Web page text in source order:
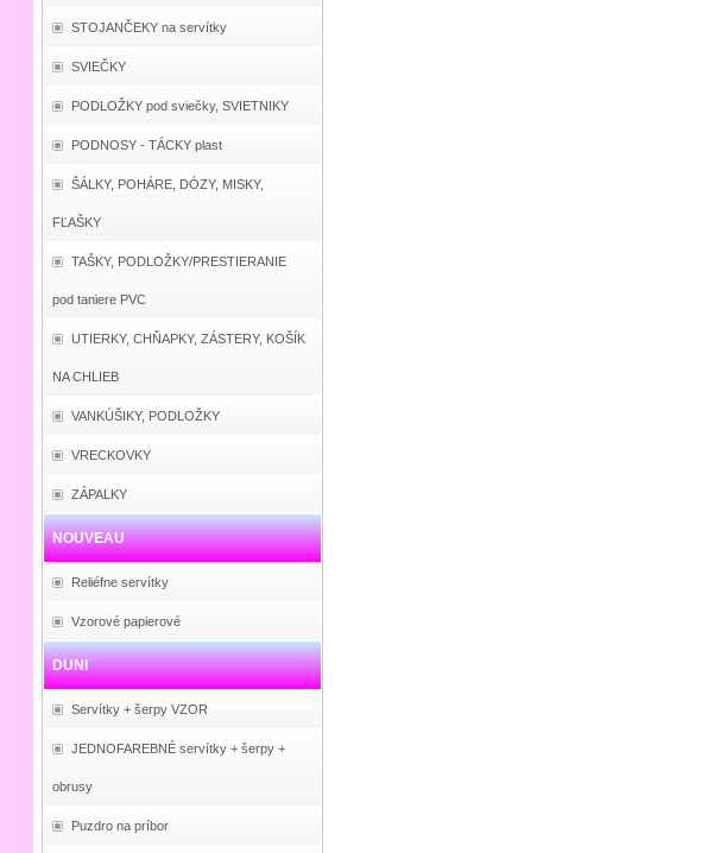
STOJANČEKY na servítky
SVIEČKY
PODLOŽKY pod sviečky, SVIETNIKY
PODNOSY - TÁCKY plast
ŠÁLKY, POHÁRE, DÓZY, MISKY,
FĽAŠKY
TAŠKY, PODLOŽKY/PRESTIERANIE
pod taniere PVC
UTIERKY, CHŇAPKY, ZÁSTERY, KOŠÍK
NA CHLIEB
VANKÚŠIKY, PODLOŽKY
VRECKOVKY
ZÁPALKY
NOUVEAU
Reliéfne servítky
Vzorové papierové
DUNI
Servítky + šerpy VZOR
JEDNOFAREBNÉ servítky + šerpy +
obrusy
Puzdro na príbor